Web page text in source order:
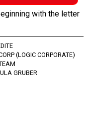
with the letter
(LOGIC CORPORATE)
GRUBER